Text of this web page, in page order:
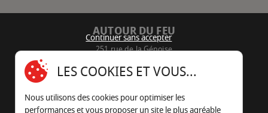
AUTOUR DU FEU
251 rue de la Génoise
05 45 22 98 09
Nous envoyer un e-mail
Continuer sans accepter
LES COOKIES ET VOUS...
Nous utilisons des cookies pour optimiser les
performances et vous proposer un site le plus agréable